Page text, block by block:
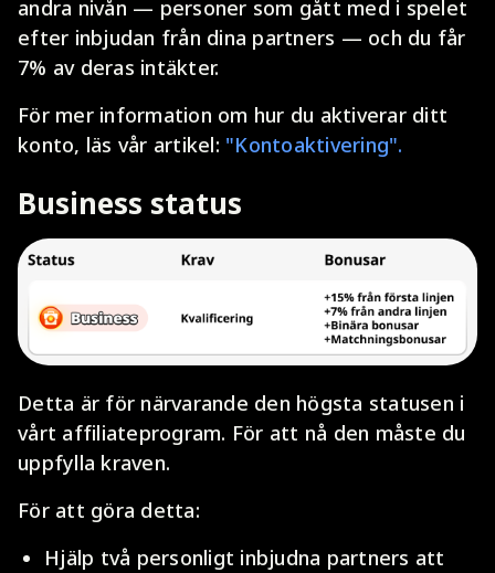
andra nivån — personer som gått med i spelet
efter inbjudan från dina partners — och du får
7% av deras intäkter.
För mer information om hur du aktiverar ditt
konto, läs vår artikel: "Kontoaktivering".
Business status
Detta är för närvarande den högsta statusen i
vårt affiliateprogram. För att nå den måste du
uppfylla kraven.
För att göra detta:
Hjälp två personligt inbjudna partners att